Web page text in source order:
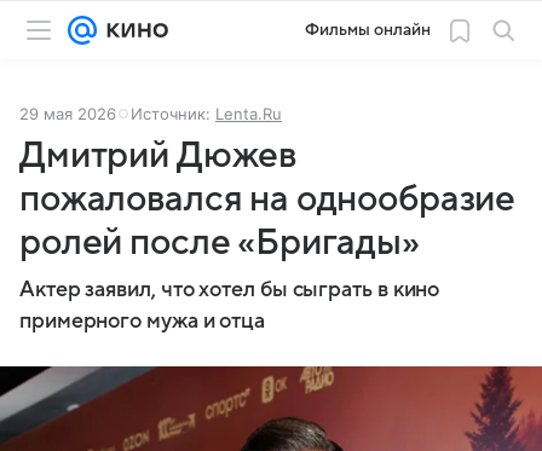
Фильмы онлайн
29 мая 2026 Источник: Lenta.Ru
Дмитрий Дюжев
пожаловался на однообразие
ролей после «Бригады»
Актер заявил, что хотел бы сыграть в кино
примерного мужа и отца